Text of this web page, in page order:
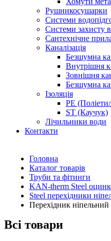
Рушникосушарки
Системи
Системи захисту
Сантехнічне
Каналізація
Безшумна
Внутрішня
Зовнішня
Безшумна
Ізоляція
PE
ST (Каучук)
Лічильники води
Контакти
Головна
Каталог товарів
Труби та фітинги
KAN-therm Steel
Steel перехідники
Перехідник
Всі товари